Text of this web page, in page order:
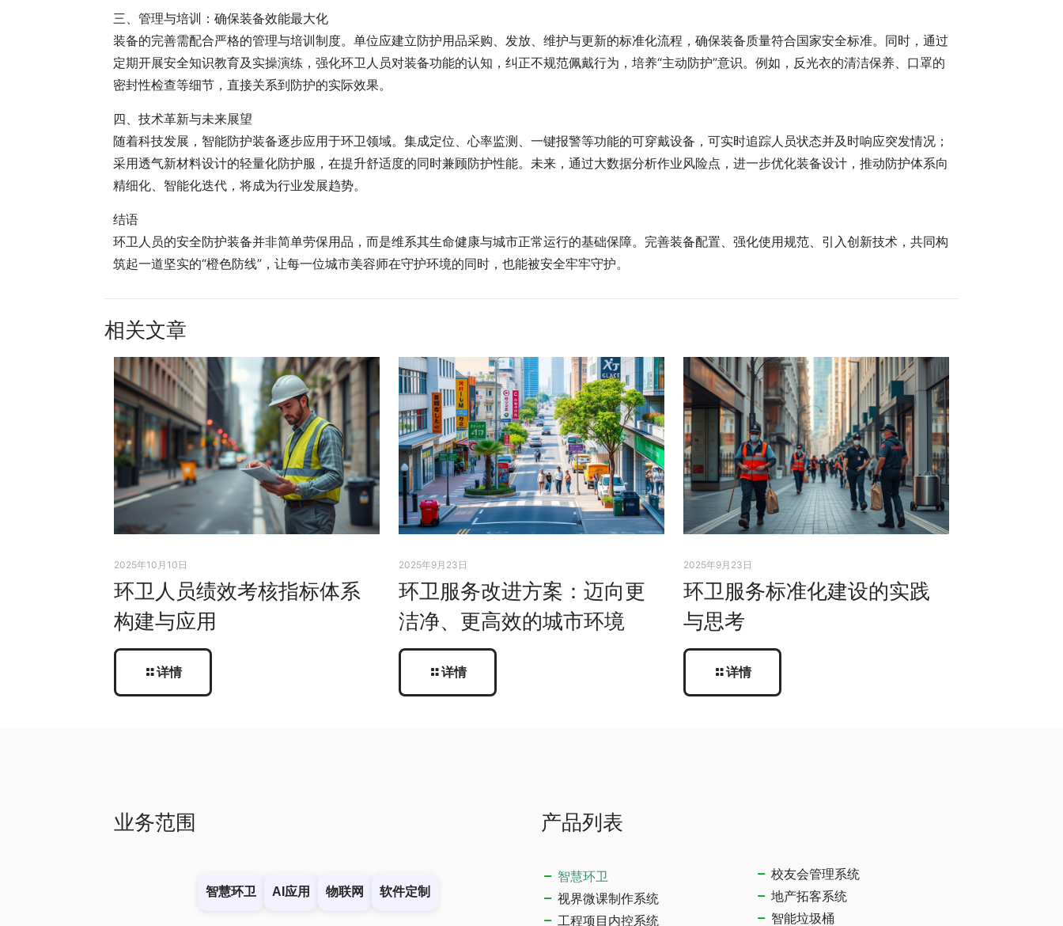
三、管理与培训：确保装备效能最大化
装备的完善需配合严格的管理与培训制度。单位应建立防护用品采购、发放、维护与更新的标准化流程，确保装备质量符合国家安全标准。同时，通过
定期开展安全知识教育及实操演练，强化环卫人员对装备功能的认知，纠正不规范佩戴行为，培养“主动防护”意识。例如，反光衣的清洁保养、口罩的
密封性检查等细节，直接关系到防护的实际效果。
四、技术革新与未来展望
随着科技发展，智能防护装备逐步应用于环卫领域。集成定位、心率监测、一键报警等功能的可穿戴设备，可实时追踪人员状态并及时响应突发情况；
采用透气新材料设计的轻量化防护服，在提升舒适度的同时兼顾防护性能。未来，通过大数据分析作业风险点，进一步优化装备设计，推动防护体系向
精细化、智能化迭代，将成为行业发展趋势。
结语
环卫人员的安全防护装备并非简单劳保用品，而是维系其生命健康与城市正常运行的基础保障。完善装备配置、强化使用规范、引入创新技术，共同构
筑起一道坚实的“橙色防线”，让每一位城市美容师在守护环境的同时，也能被安全牢牢守护。
相关文章
2025年10月10日
环卫人员绩效考核指标体系
构建与应用
详情
2025年9月23日
环卫服务改进方案：迈向更
洁净、更高效的城市环境
详情
2025年9月23日
环卫服务标准化建设的实践
与思考
详情
业务范围
智慧环卫 AI应用 物联网 软件定制
产品列表
智慧环卫
视界微课制作系统
工程项目内控系统
校友会管理系统
地产拓客系统
智能垃圾桶